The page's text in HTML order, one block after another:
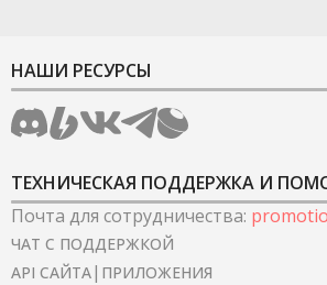
НАШИ РЕСУРСЫ
ТЕХНИЧЕСКАЯ ПОДДЕРЖКА И
Почта для сотрудничества:
ЧАТ С ПОДДЕРЖКОЙ
API САЙТА| ПРИЛОЖЕНИЯ